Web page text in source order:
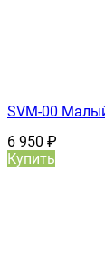
SVM-00
6 950 ₽
Купить